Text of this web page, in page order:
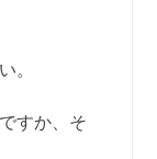
。
すか、そ